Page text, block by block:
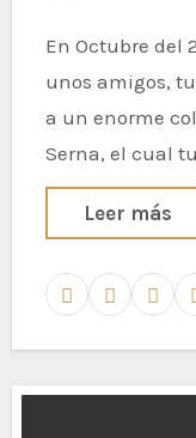
En Octubre del 2019, junto con mi familia y
unos amigos,
a un enorme
Serna, el cual
Leer más